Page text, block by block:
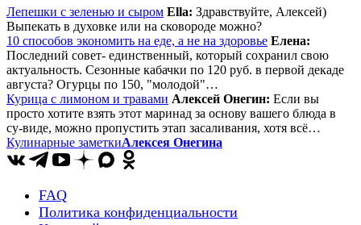
Лепешки с зеленью и сыром Ella: Здравствуйте, Алексей)
Выпекать в духовке или на сковороде можно?
10 способов экономить на еде, а не на здоровье Елена:
Последний совет- единственный, который сохранил свою
актуальность. Сезонные кабачки по 120 руб. в первой декаде
августа? Огурцы по 150, "молодой"…
Курица с лимоном и травами Алексей Онегин: Если вы
просто хотите взять этот маринад за основу вашего блюда в
су-виде, можно пропустить этап засаливания, хотя всё…
Кулинарные заметкиАлексея Онегина
FAQ
Политика конфиденциальности